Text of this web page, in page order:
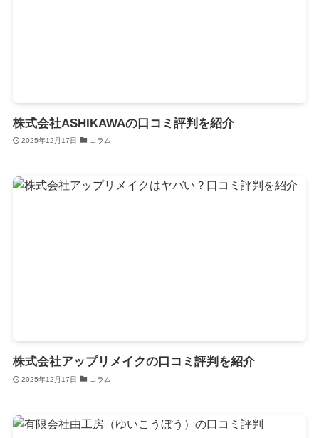
株式会社ASHIKAWAの口コミ評判を紹介
2025年12月17日 コラム
株式会社アップリメイクの口コミ評判を紹介
2025年12月17日 コラム